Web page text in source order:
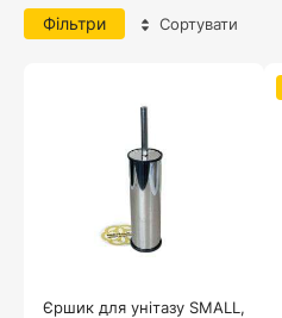
Фільтри Сортувати
Єршик для унітазу SMALL,